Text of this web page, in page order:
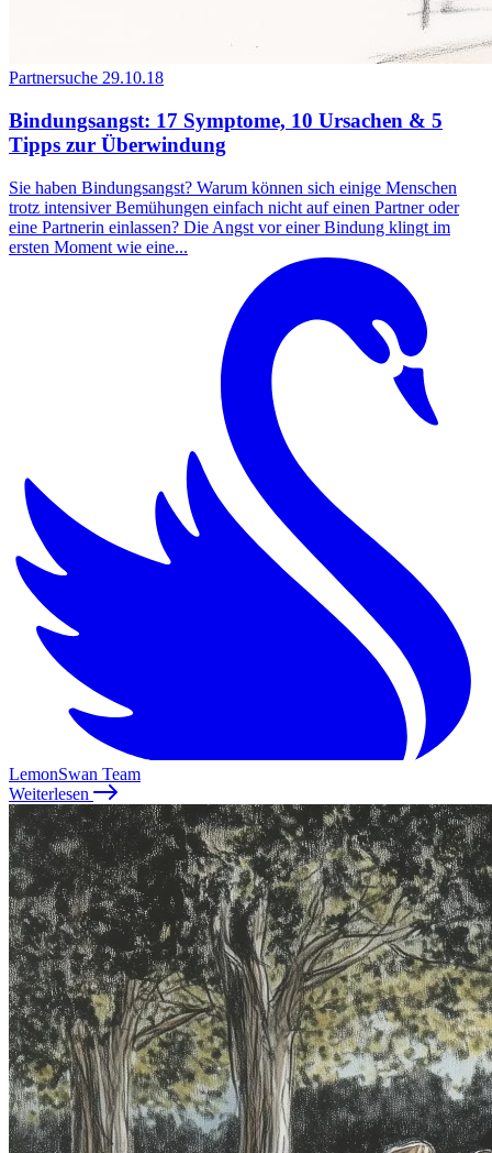
Partnersuche 29.10.18
Bindungsangst: 17 Symptome, 10 Ursachen & 5
Tipps zur Überwindung
Sie haben Bindungsangst? Warum können sich einige Menschen
trotz intensiver Bemühungen einfach nicht auf einen Partner oder
eine Partnerin einlassen? Die Angst vor einer Bindung klingt im
ersten Moment wie eine...
LemonSwan Team
Weiterlesen